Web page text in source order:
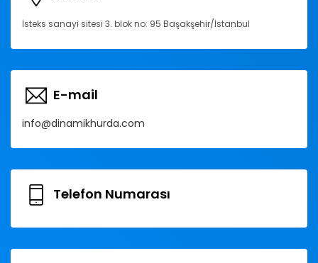
İsteks sanayi sitesi 3. blok no: 95 Başakşehir/İstanbul
E-mail
info@dinamikhurda.com
Telefon Numarası